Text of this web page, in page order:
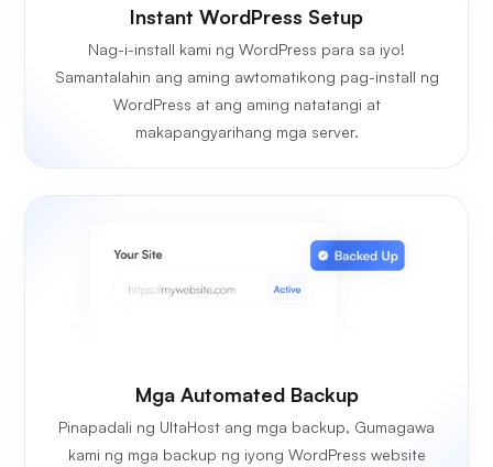
Instant WordPress Setup
Nag-i-install kami ng WordPress para sa iyo!
Samantalahin ang aming awtomatikong pag-install ng
WordPress at ang aming natatangi at
makapangyarihang mga server.
Mga Automated Backup
Pinapadali ng UltaHost ang mga backup, Gumagawa
kami ng mga backup ng iyong WordPress website